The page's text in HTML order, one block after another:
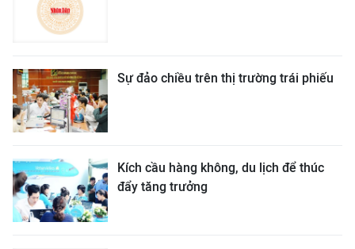
Sự đảo chiều trên thị trường trái phiếu
Kích cầu hàng không, du lịch để thúc
đẩy tăng trưởng